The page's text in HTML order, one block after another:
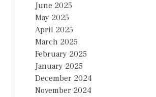
June 2025
May 2025
April 2025
March 2025
February 2025
January 2025
December 2024
November 2024